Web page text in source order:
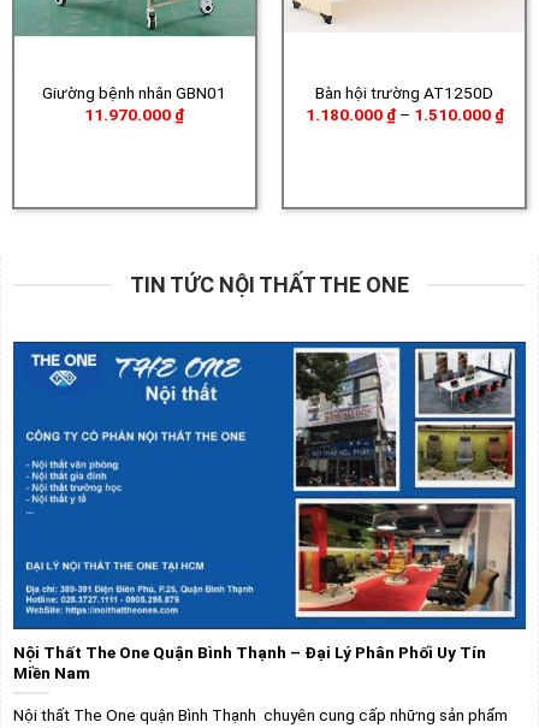
Giường bệnh nhân GBN01
11.970.000 ₫
Bàn hội trường AT1250D
1.180.000 ₫ – 1.510.000 ₫
giá:
TIN TỨC NỘI THẤT THE ONE
Nội Thất The One Quận Bình Thạnh – Đại Lý Phân Phối Uy Tín
Miền Nam
Nội thất The One quận Bình Thạnh chuyên cung cấp những sản phẩm